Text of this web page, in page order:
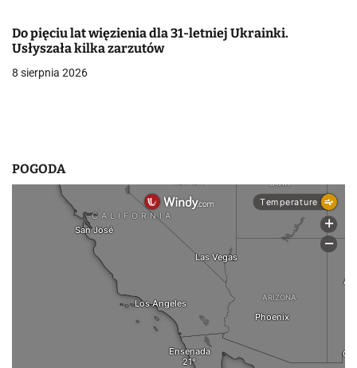
s
u
Do pięciu lat więzienia dla 31-letniej Ukrainki.
Usłyszała kilka zarzutów
8 sierpnia 2026
POGODA